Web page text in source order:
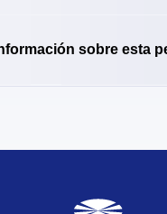
sobre esta